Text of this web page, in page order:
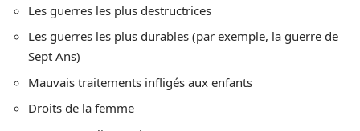
Les guerres les plus destructrices
Les guerres les plus durables (par exemple, la guerre de
Sept Ans)
Mauvais traitements infligés aux enfants
Droits de la femme